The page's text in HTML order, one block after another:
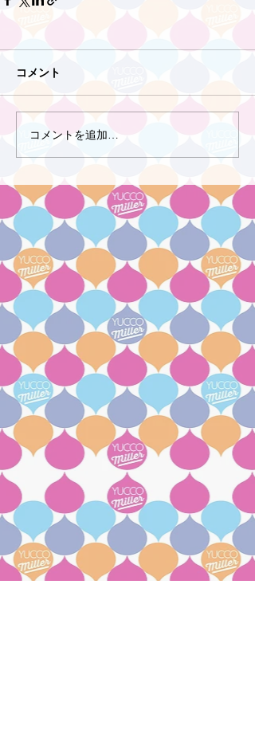
コメント
コメントを追加…